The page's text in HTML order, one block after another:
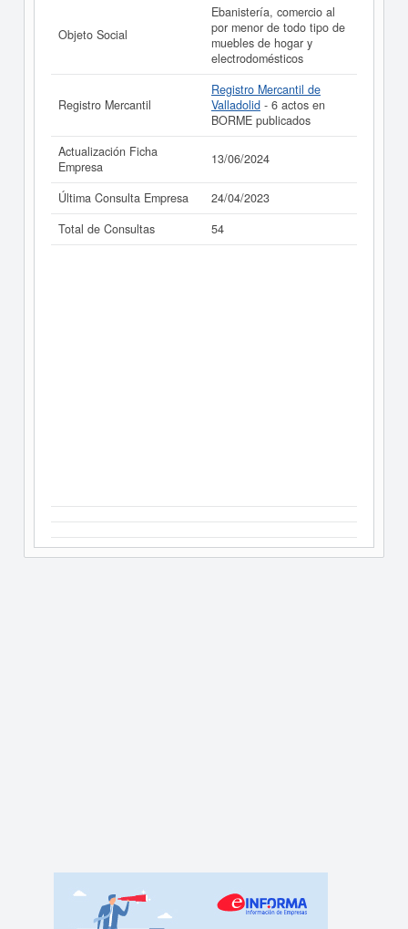
realizado el 13/06/2024.
Objeto Social
Ebanistería, comercio al
por menor de todo tipo de
muebles de hogar y
electrodomésticos
Registro Mercantil
Registro Mercantil de
Valladolid - 6 actos en
BORME publicados
Actualización Ficha
Empresa
13/06/2024
Última Consulta Empresa
24/04/2023
Total de Consultas
54